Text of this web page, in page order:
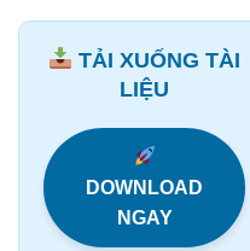
TẢI XUỐNG TÀI
LIỆU
DOWNLOAD
NGAY